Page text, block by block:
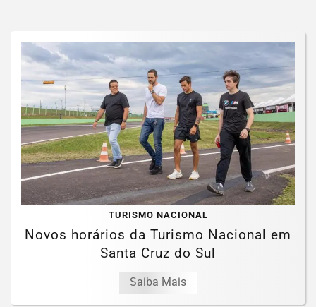
TURISMO NACIONAL
Novos horários da Turismo Nacional em
Santa Cruz do Sul
Saiba Mais